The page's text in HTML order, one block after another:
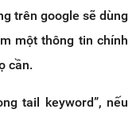
trên google sẽ dùng
một thông tin chính
cần.
tail keyword”, nếu